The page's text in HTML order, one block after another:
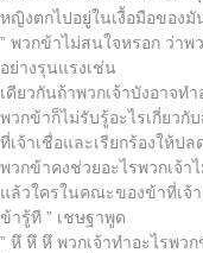
หญิงตกไปอยู่ในเงื้อมือของมั
” พวกข้าไม่สนใจหรอก ว่าพ
อย่างรุนแรงเช่น
เดียวกันถ้าพวกเจ้าบังอาจท
พวกข้าก็ไม่รับรู้อะไรเกี่ยวกับ
ที่เจ้าเชื่อและเรียกร้องให้ป
พวกข้าคงช่วยอะไรพวกเจ้า
แล้วใครในคณะของข้าที่เจ้
ข้ารู้ที ” เชษฐาพูด
” หึ หึ หึ พวกเจ้าทำอะไรพว